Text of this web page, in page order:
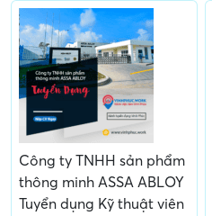
Công ty TNHH sản phẩm
thông minh ASSA ABLOY
Tuyển dụng Kỹ thuật viên